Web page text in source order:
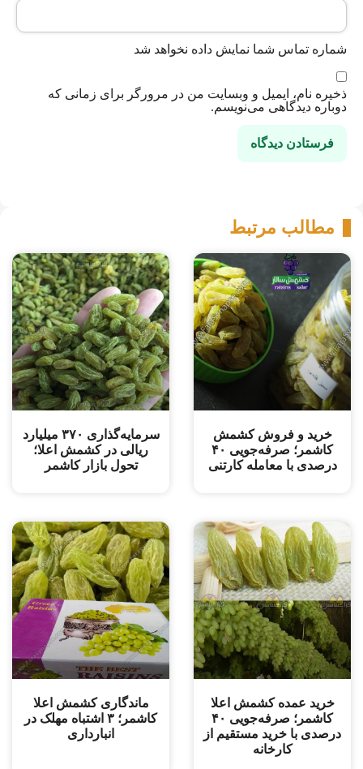
شماره تماس شما نمایش داده نخواهد شد
ذخیره نام، ایمیل و وبسایت من در مرورگر برای زمانی که
دوباره دیدگاهی می‌نویسم.
مطالب مرتبط
خرید و فروش کشمش
کاشمر؛ صرفه‌جویی ۴۰
درصدی با معامله کارتنی
سرمایه‌گذاری ۳۷۰ میلیارد
ریالی در کشمش اعلا؛
تحول بازار کاشمر
خرید عمده کشمش اعلا
کاشمر؛ صرفه‌جویی ۴۰
درصدی با خرید مستقیم از
کارخانه
ماندگاری کشمش اعلا
کاشمر؛ ۳ اشتباه مهلک در
انبارداری